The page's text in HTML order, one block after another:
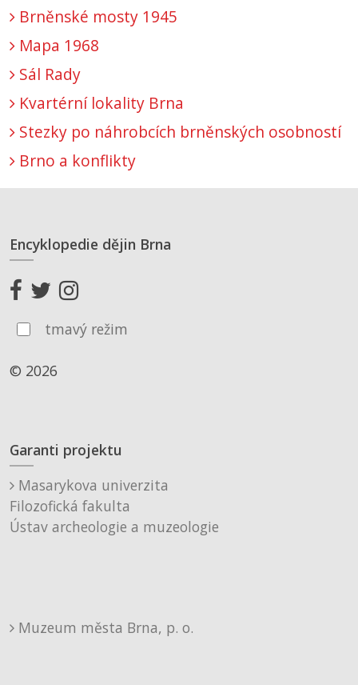
Brněnské mosty 1945
Mapa 1968
Sál Rady
Kvartérní lokality Brna
Stezky po náhrobcích brněnských osobností
Brno a konflikty
Encyklopedie dějin Brna
tmavý režim
© 2026
Garanti projektu
Masarykova univerzita
Filozofická fakulta
Ústav archeologie a muzeologie
Muzeum města Brna, p. o.